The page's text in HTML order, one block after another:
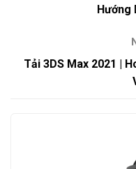
Hướng
Tải 3DS Max 2021 |